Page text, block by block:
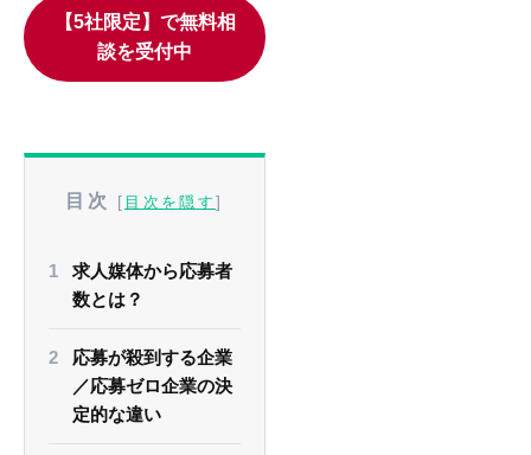
【5社限定】で無料相
談を受付中
目次 [ 目次を隠す]
求人媒体から応募者
数とは？
応募が殺到する企業
／応募ゼロ企業の決
定的な違い